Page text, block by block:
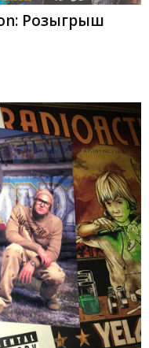
Розыгрыш